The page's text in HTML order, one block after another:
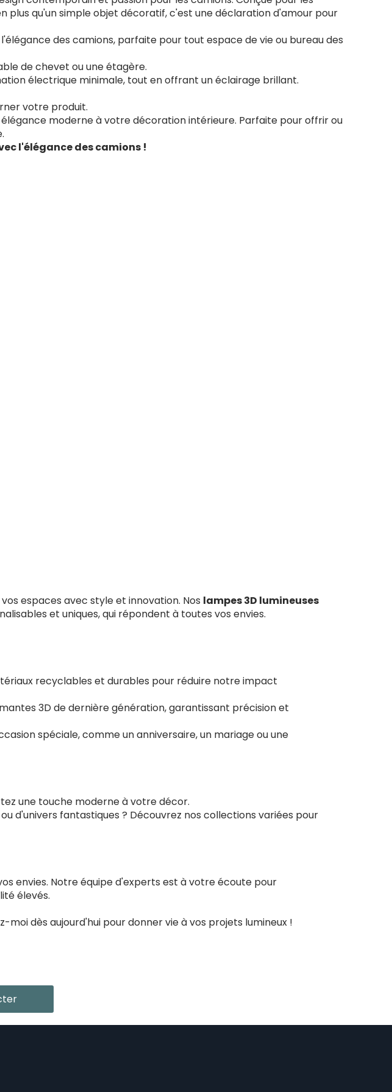
qu'un simple objet décoratif, c'est une déclaration d'amour pour
des camions, parfaite pour tout espace de vie ou bureau des
de chevet ou une étagère.
électrique minimale, tout en offrant un éclairage brillant.
votre produit.
moderne à votre décoration intérieure. Parfaite pour offrir ou
l'élégance des camions !
espaces avec style et innovation. Nos lampes 3D lumineuses
et uniques, qui répondent à toutes vos envies.
recyclables et durables pour réduire notre impact
3D de dernière génération, garantissant précision et
spéciale, comme un anniversaire, un mariage ou une
une touche moderne à votre décor.
d'univers fantastiques ? Découvrez nos collections variées pour
envies. Notre équipe d'experts est à votre écoute pour
élevés.
dès aujourd'hui pour donner vie à vos projets lumineux !